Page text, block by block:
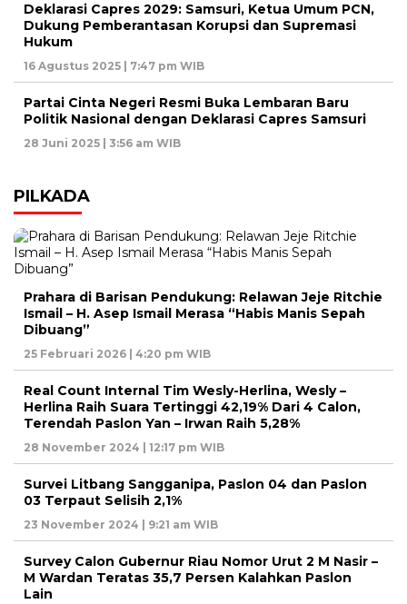
Deklarasi Capres 2029: Samsuri, Ketua Umum PCN,
Dukung Pemberantasan Korupsi dan Supremasi
Hukum
16 Agustus 2025 | 7:47 pm WIB
Partai Cinta Negeri Resmi Buka Lembaran Baru
Politik Nasional dengan Deklarasi Capres Samsuri
28 Juni 2025 | 3:56 am WIB
PILKADA
Prahara di Barisan Pendukung: Relawan Jeje Ritchie
Ismail – H. Asep Ismail Merasa “Habis Manis Sepah
Dibuang”
25 Februari 2026 | 4:20 pm WIB
Real Count Internal Tim Wesly-Herlina, Wesly –
Herlina Raih Suara Tertinggi 42,19% Dari 4 Calon,
Terendah Paslon Yan – Irwan Raih 5,28%
28 November 2024 | 12:17 pm WIB
Survei Litbang Sangganipa, Paslon 04 dan Paslon
03 Terpaut Selisih 2,1%
23 November 2024 | 9:21 am WIB
Survey Calon Gubernur Riau Nomor Urut 2 M Nasir –
M Wardan Teratas 35,7 Persen Kalahkan Paslon
Lain